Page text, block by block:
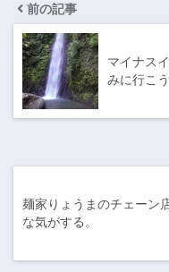
前の記事
マイナス
みに行こう
麺家りょうまのチェーン
な気がする。